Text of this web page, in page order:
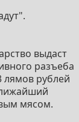
выдаст
разъеба
лямов рублей
мясом.